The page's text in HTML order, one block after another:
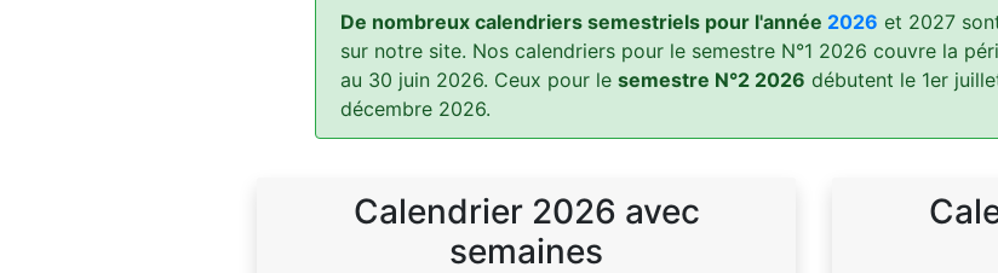
De nombreux calendriers semestriels pour l'année 2026 et 2027
sur notre site. Nos calendriers pour le semestre N°1 2026 couvre la
au 30 juin 2026. Ceux pour le semestre N°2 2026 débutent le 1er
décembre 2026.
Calendrier 2026 avec
semaines